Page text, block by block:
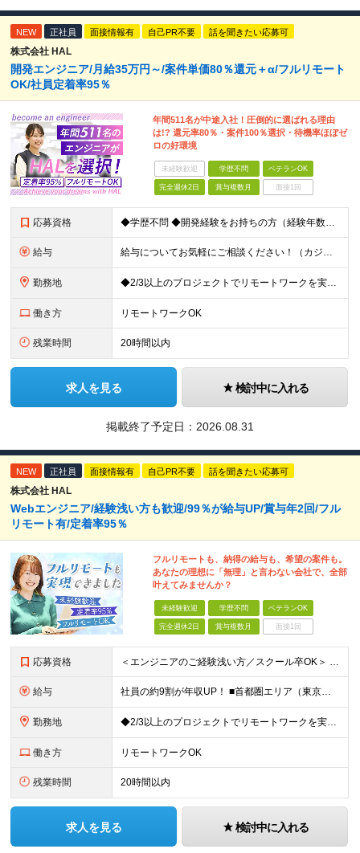
NEW 正社員 面接情報有 自己PR不要 話を聞きたい応募可
株式会社 HAL
開発エンジニア/月給35万円～/案件単価80％還元＋α/フルリモート
OK/社員定着率95％
年間511名が中途入社！圧倒的に選ばれる理由
は!? 還元率80％・案件100％選択・待機率ほぼゼ
ロの好環境
未経験歓迎 学歴不問 ベテランOK
完全週休2日 賞与複数月 面接1回
応募資格 ◆学歴不問 ◆開発経験をお持ちの方（経験年数不問） ＜こんな方は大歓迎！＞ ◎今の収入をもっと増やしたい ◎もっと上流の案件で活躍したい ◎将来のキャリアにつながる案件に携わりたい ◎自分のやりたい
給与 給与についてお気軽にご相談ください！（カジュアル面談可能） 月給35万円～＋各種手当＋賞与2回 ※固定残業代は、時間外労働の有無に関わらず40時間分を87,500円～支給 ※超過分は別途支給 ※試用
勤務地 ◆2/3以上のプロジェクトでリモートワークを実施中！ ≪自社拠点≫ ・東京本社／東京都千代田区丸の内二丁目6番1号 丸の内パークビルディング6階 ・関西支社／⼤阪府⼤阪市中央区安⼟町2-3-13 ⼤
働き方 リモートワークOK
残業時間 20時間以内
求人を見る 検討中に入れる
掲載終了予定日： 2026.08.31
NEW 正社員 面接情報有 自己PR不要 話を聞きたい応募可
株式会社 HAL
Webエンジニア/経験浅い方も歓迎/99％が給与UP/賞与年2回/フル
リモート有/定着率95％
フルリモートも、納得の給与も、希望の案件も。
あなたの理想に「無理」と言わない会社で、全部
叶えてみませんか？
未経験歓迎 学歴不問 ベテランOK
完全週休2日 賞与複数月 面接1回
応募資格 ＜エンジニアのご経験浅い方／スクール卒OK＞ ◆学歴不問 ◆未経験OK ＜こんな方は大歓迎！＞ ◎今の収入に不満がある方 ◎新しい言語・スキルに挑戦したい方 ◎腰を据えて活躍したい方 ◎頑張りを評価
給与 社員の約9割が年収UP！ ■首都圏エリア（東京、神奈川、千葉、埼玉勤務） 月給25万円～26万円（固定残業代含む） ※固定残業代は、時間外労働の有無に関わらず17時間分を30,000円～31,200
勤務地 ◆2/3以上のプロジェクトでリモートワークを実施中！ ≪自社拠点≫ ・東京本社／東京都千代田区丸の内二丁目6番1号 丸の内パークビルディング6階 ・関西支社／⼤阪府⼤阪市中央区安⼟町2-3-13 ⼤
働き方 リモートワークOK
残業時間 20時間以内
求人を見る 検討中に入れる